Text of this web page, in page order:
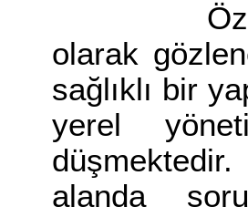
Özellikle
olarak
sağlıklı bir
yerel
alanda